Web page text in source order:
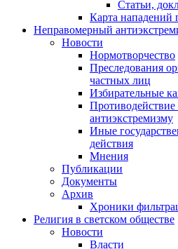
Статьи,
Карта нападений
Неправомерный
Новости
Нормотворчество
Преследования
частных лиц
Избирательные
антиэкстремизму
Иные
действия
Мнения
Публикации
Документы
Архив
Хроники
Религия в светском обществе
Новости
Власти